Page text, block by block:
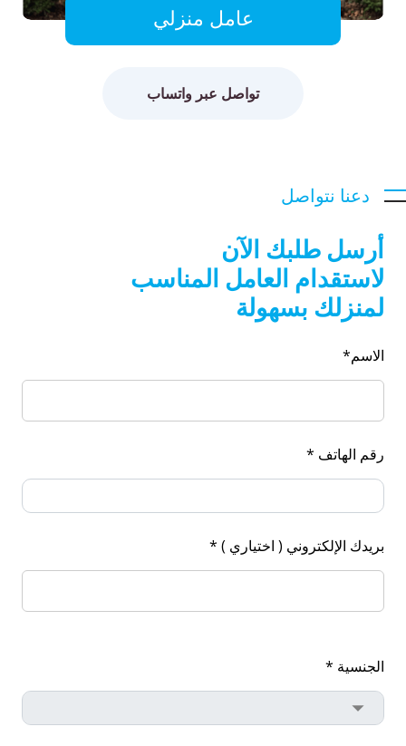
عامل منزلي
تواصل عبر واتساب
دعنا نتواصل
أرسل طلبك الآن
لاستقدام العامل المناسب
لمنزلك بسهولة
الاسم*
رقم الهاتف *
بريدك الإلكتروني ( اختياري ) *
الجنسية *